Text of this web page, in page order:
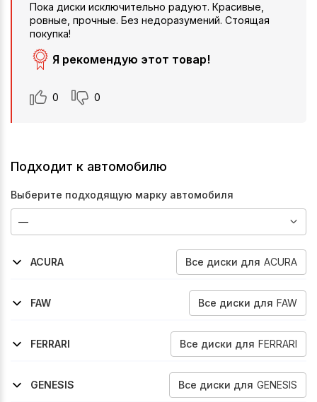
Пока диски исключительно радуют. Красивые,
ровные, прочные. Без недоразумений. Стоящая
покупка!
Я рекомендую этот товар!
0 0
Подходит к автомобилю
Выберите подходящую марку автомобиля
ACURA Все диски для ACURA
2021-2026
FAW
Все диски для FAW
2022-2026
FERRARI
Все диски для FERRARI
2009-2015
2016-2020
2018-2023
GENESIS
Все диски для GENESIS